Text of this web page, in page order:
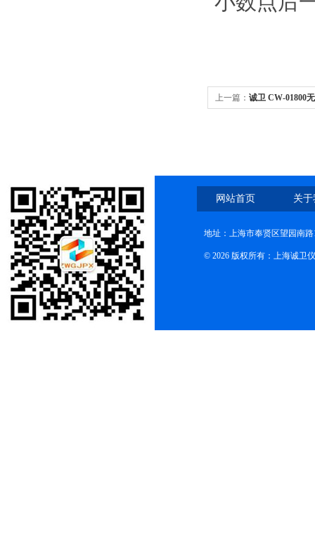
上一篇： 诚卫 CW-01800
网站首页 关
地址：上海市奉贤区望园南路
© 2026 版权所有：上海诚卫